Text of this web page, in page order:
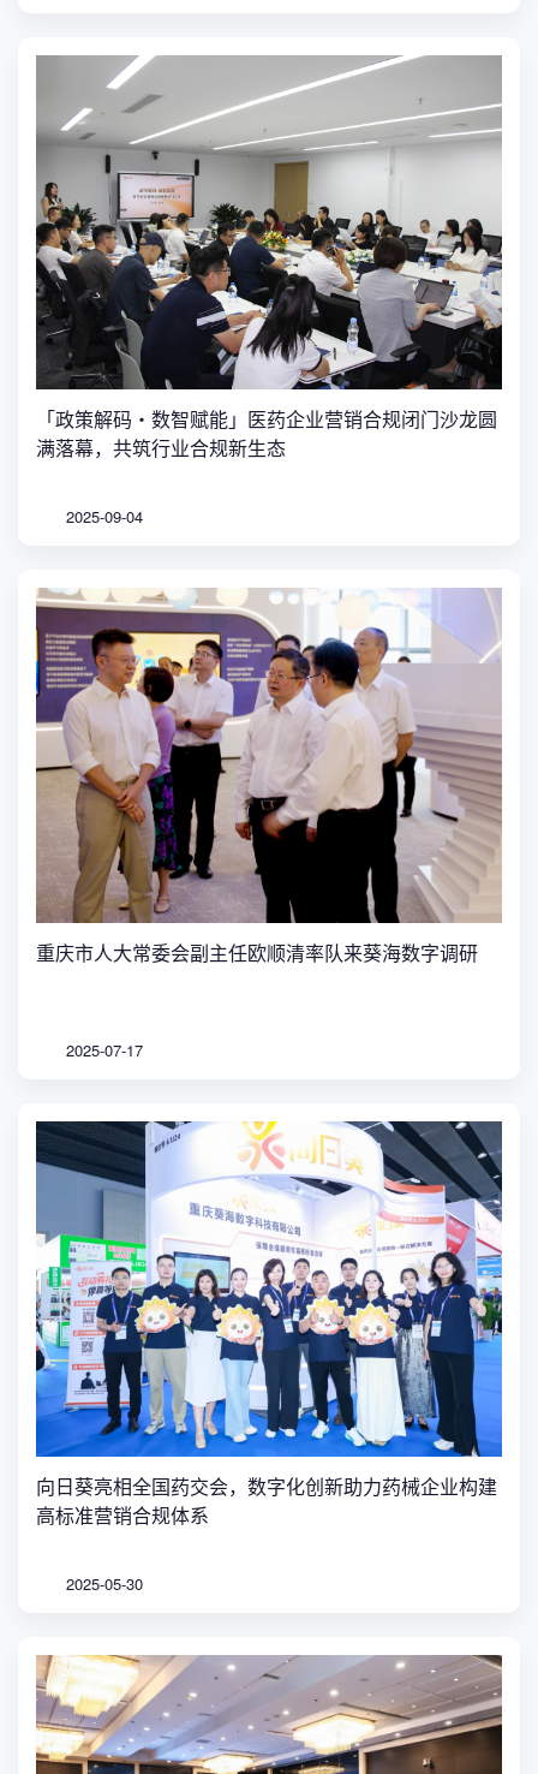
「政策解码・数智赋能」医药企业营销合规闭门沙龙圆
满落幕，共筑行业合规新生态
2025-09-04
重庆市人大常委会副主任欧顺清率队来葵海数字调研
2025-07-17
向日葵亮相全国药交会，数字化创新助力药械企业构建
高标准营销合规体系
2025-05-30